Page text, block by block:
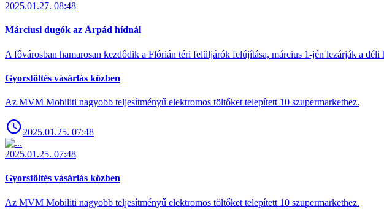
2025.01.27. 08:48
Márciusi dugók az Árpád hídnál
A fővárosban hamarosan kezdődik a Flórián téri felüljárók felújítása, március 1-jén lezárják a
Gyorstöltés vásárlás közben
Az MVM Mobiliti nagyobb teljesítményű elektromos töltőket telepített 10 szupermarkethez.
2025.01.25. 07:48
2025.01.25. 07:48
Gyorstöltés vásárlás közben
Az MVM Mobiliti nagyobb teljesítményű elektromos töltőket telepített 10 szupermarkethez.